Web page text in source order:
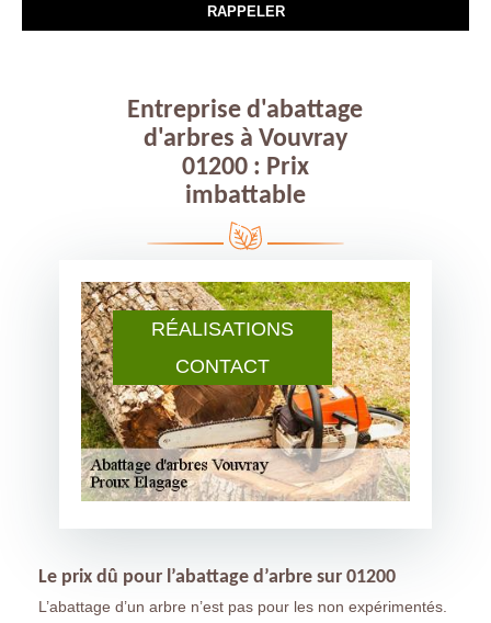
RÉALISATIONS
CONTACT
Entreprise d'abattage
d'arbres à Vouvray
01200 : Prix
imbattable
Le prix dû pour l’abattage d’arbre sur 01200
L’abattage d’un arbre n’est pas pour les non expérimentés.